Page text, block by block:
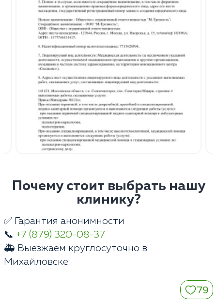
Почему стоит выбрать нашу
клинику?
✅ Гарантия анонимности
📞 +7 (879) 320-08-37
🚑 Выезжаем круглосуточно в
Михайловске
79